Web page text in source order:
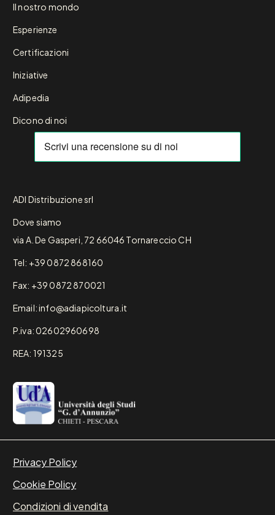
Il nostro mondo
Esperienze
Certificazioni
Iniziative
Adipedia
Dicono di noi
ADI Distribuzione srl
Dove siamo
via A. De Gasperi, 72 66046 Tornareccio CH
Tel: +39 0872 868160
Fax: +39 0872 870021
Email: info@adiapicoltura.it
P.iva: 02602960698
REA: 191325
Privacy Policy
Cookie Policy
Condizioni di vendita